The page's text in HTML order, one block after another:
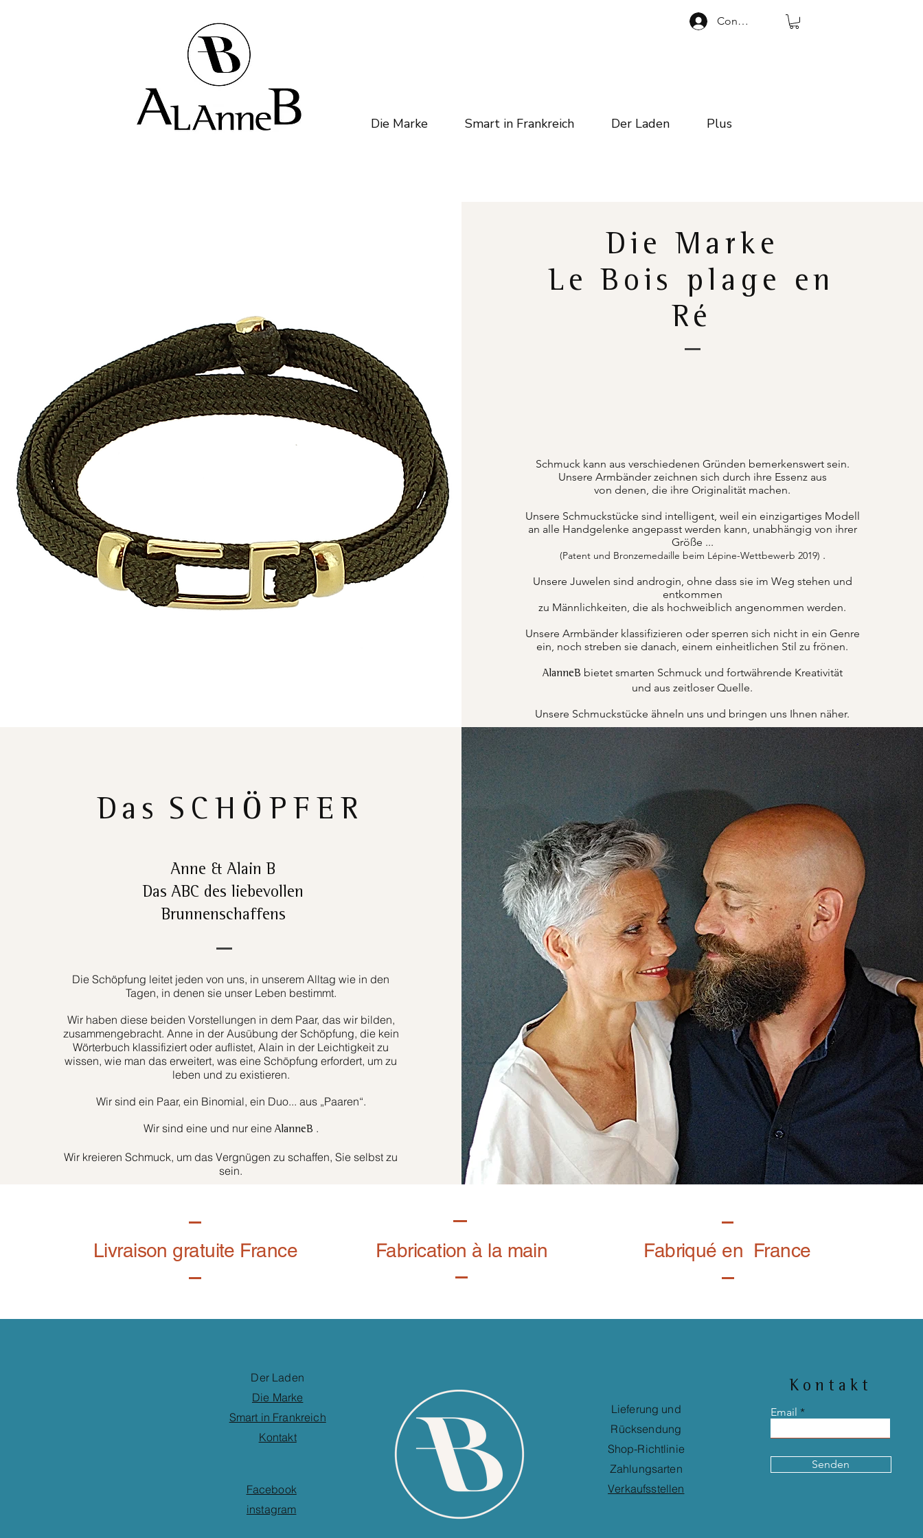
Connexion
Die Marke Smart in Frankreich Der Laden Plus
Die Marke
Le Bois plage en
Ré
Schmuck kann aus verschiedenen Gründen bemerkenswert sein.
Unsere Armbänder zeichnen sich durch ihre Essenz aus
von denen, die ihre Originalität machen.
Unsere Schmuckstücke sind intelligent, weil ein einzigartiges Modell
an alle Handgelenke angepasst werden kann, unabhängig von ihrer
Größe ...
(Patent und Bronzemedaille beim Lépine-Wettbewerb 2019) .
Unsere Juwelen sind androgin, ohne dass sie im Weg stehen und
entkommen
zu Männlichkeiten, die als hochweiblich angenommen werden.
Unsere Armbänder klassifizieren oder sperren sich nicht in ein Genre
ein, noch streben sie danach, einem einheitlichen Stil zu frönen.
AlanneB bietet smarten Schmuck und fortwährende Kreativität
und aus zeitloser Quelle.
Unsere Schmuckstücke ähneln uns und bringen uns Ihnen näher.
Das SCHÖPFER
Anne & Alain B
Das ABC des liebevollen
Brunnenschaffens
Die Schöpfung leitet jeden von uns, in unserem Alltag wie in den
Tagen, in denen sie unser Leben bestimmt.
Wir haben diese beiden Vorstellungen in dem Paar, das wir bilden,
zusammengebracht. Anne in der Ausübung der Schöpfung, die kein
Wörterbuch klassifiziert oder auflistet, Alain in der Leichtigkeit zu
wissen, wie man das erweitert, was eine Schöpfung erfordert, um zu
leben und zu existieren.
Wir sind ein Paar, ein Binomial, ein Duo... aus „Paaren“.
Wir sind eine und nur eine AlanneB .
Wir kreieren Schmuck, um das Vergnügen zu schaffen, Sie selbst zu
sein.
Livraison gratuite France Fabrication à la main Fabriqué en France
Der Laden
Die Marke
Smart in Frankreich
Kontakt
Facebook
instagram
Lieferung und
Rücksendung
Shop-Richtlinie
Zahlungsarten
Verkaufsstellen
Kontakt
Email
Senden